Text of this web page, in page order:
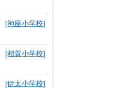
[神座小学校]
[相賀小学校]
[伊太小学校]